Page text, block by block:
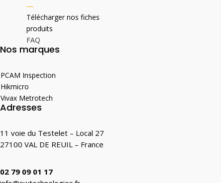
—
Télécharger nos fiches
produits
FAQ
Nos marques
PCAM Inspection
Hikmicro
Vivax Metrotech
Adresses
11 voie du Testelet – Local 27
27100 VAL DE REUIL – France
02 79 09 01 17